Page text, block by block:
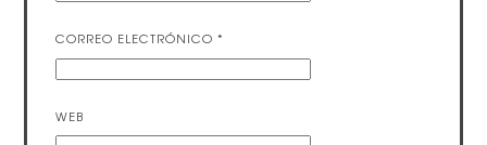
CORREO ELECTRÓNICO*
WEB